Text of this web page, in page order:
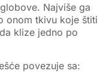
Najviše ga
onom tkivu koje štiti
klize jedno po
povezuje sa: